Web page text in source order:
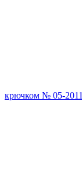
крючком № 05-2011